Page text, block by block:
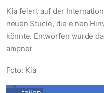
Kia feiert auf der
neuen Studie, die einen
könnte. Entworfen wurde
ampnet
Foto: Kia